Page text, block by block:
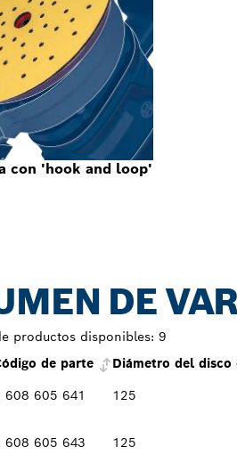
con 'hook and loop'
DE
productos disponibles: 9
de parte Diámetro del disco
608 605 641
125
608 605 643 125